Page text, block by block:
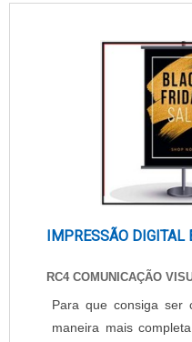
como: Catálogos;
Cartões de visita;
IMPRESSÃO DIGITAL
RC4 COMUNICAÇÃO
Para que consiga ser
maneira mais